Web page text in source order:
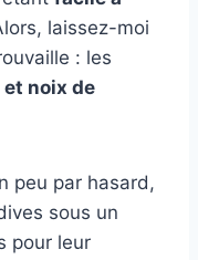
laissez-moi
: les
noix de
peu par hasard,
sous un
pour leur